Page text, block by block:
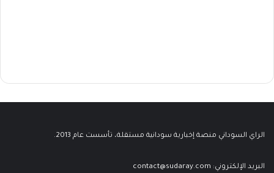
الراي السوداني منصة إخبارية سودانية مستقلة، تأسست عام 2013.
البريد الإلكتروني: contact@sudaray.com